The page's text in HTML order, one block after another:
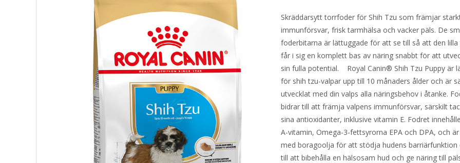
Skräddarsytt torrfoder för Shih Tzu som främjar
immunförsvar, frisk tarmhälsa och vacker päls. De
foderbitarna är lättuggade för att se till så att den lilla
får i sig en komplett bas av näring snabbt för att
sin fulla potential. Royal Canin® Shih Tzu Puppy är
för shih tzu-valpar upp till 10 månaders ålder och är
utvecklat med din valps alla näringsbehov i åtanke.
bidrar till att främja valpens immunförsvar, särskilt
sina antioxidanter, inklusive vitamin E. Fodret
A-vitamin, Omega-3-fettsyrorna EPA och DPA, och
med boragoolja för att stödja hudens barriärfunktion
till att bibehålla en hälsosam hud och ge näring till